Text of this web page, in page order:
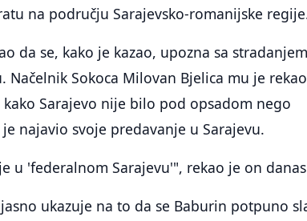
na području Sarajevsko-romanijske
da se, kako je kazao, upozna sa stradanjem
Načelnik Sokoca Milovan Bjelica mu je
Sarajevo nije bilo pod opsadom nego
najavio svoje predavanje u Sarajevu.
u 'federalnom Sarajevu'", rekao je on
ukazuje na to da se Baburin potpuno